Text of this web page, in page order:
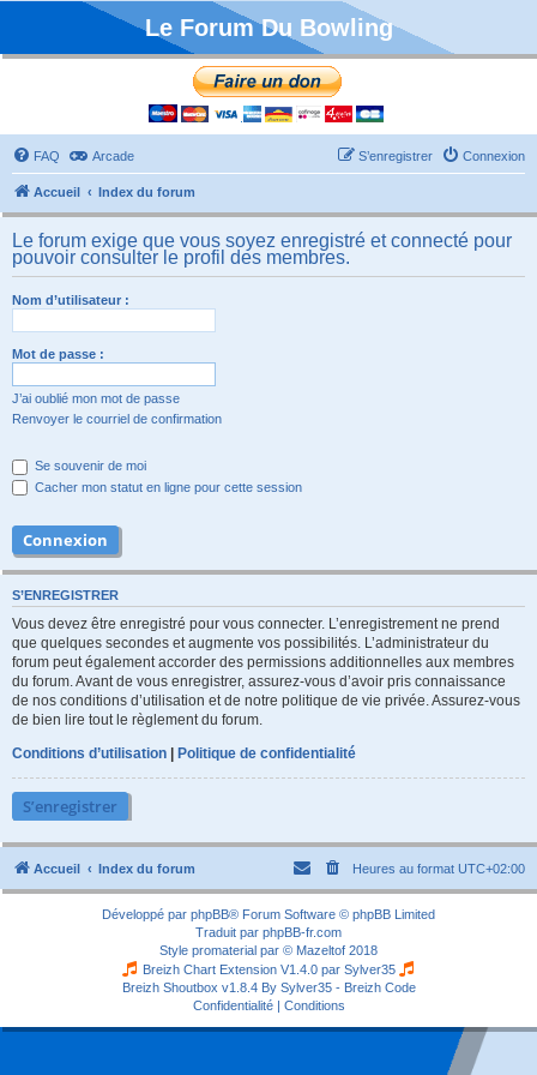
Le Forum Du Bowling
FAQ Arcade Connexion
S’enregistrer
Accueil Index du forum
Le forum exige que vous soyez enregistré et connecté pour
pouvoir consulter le profil des membres.
Nom d’utilisateur :
Mot de passe :
J’ai oublié mon mot de passe
Renvoyer le courriel de confirmation
Se souvenir de moi
Cacher mon statut en ligne pour cette session
S’ENREGISTRER
Vous devez être enregistré pour vous connecter. L’enregistrement ne prend
que quelques secondes et augmente vos possibilités. L’administrateur du
forum peut également accorder des permissions additionnelles aux membres
du forum. Avant de vous enregistrer, assurez-vous d’avoir pris connaissance
de nos conditions d’utilisation et de notre politique de vie privée. Assurez-vous
de bien lire tout le règlement du forum.
Conditions d’utilisation | Politique de confidentialité
S’enregistrer
Accueil Index du forum Heures au format UTC+02:00
Développé par phpBB® Forum Software © phpBB Limited
Traduit par phpBB-fr.com
Style promaterial par © Mazeltof 2018
Breizh Chart Extension V1.4.0 par Sylver35
Breizh Shoutbox v1.8.4 By Sylver35 - Breizh Code
Confidentialité| Conditions